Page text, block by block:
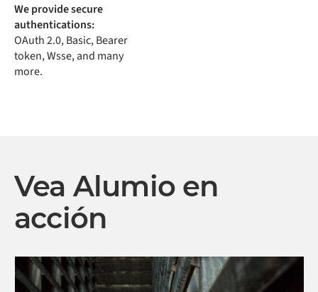
We provide secure
authentications:
OAuth 2.0, Basic, Bearer
token, Wsse, and many
more.
Vea Alumio en
acción